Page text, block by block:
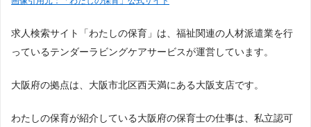
求人検索サイト「わたしの保育」は、福祉関連の人材派遣業を行
っているテンダーラビングケアサービスが運営しています。
大阪府の拠点は、大阪市北区西天満にある大阪支店です。
わたしの保育が紹介している大阪府の保育士の仕事は、私立認可